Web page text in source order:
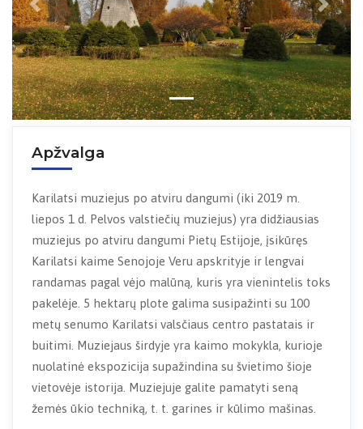
Previous Next
Apžvalga
Karilatsi muziejus po atviru dangumi (iki 2019 m.
liepos 1 d. Pelvos valstiečių muziejus) yra didžiausias
muziejus po atviru dangumi Pietų Estijoje, įsikūręs
Karilatsi kaime Senojoje Veru apskrityje ir lengvai
randamas pagal vėjo malūną, kuris yra vienintelis toks
pakelėje. 5 hektarų plote galima susipažinti su 100
metų senumo Karilatsi valsčiaus centro pastatais ir
buitimi. Muziejaus širdyje yra kaimo mokykla, kurioje
nuolatinė ekspozicija supažindina su švietimo šioje
vietovėje istorija. Muziejuje galite pamatyti seną
žemės ūkio techniką, t. t. garines ir kūlimo mašinas.